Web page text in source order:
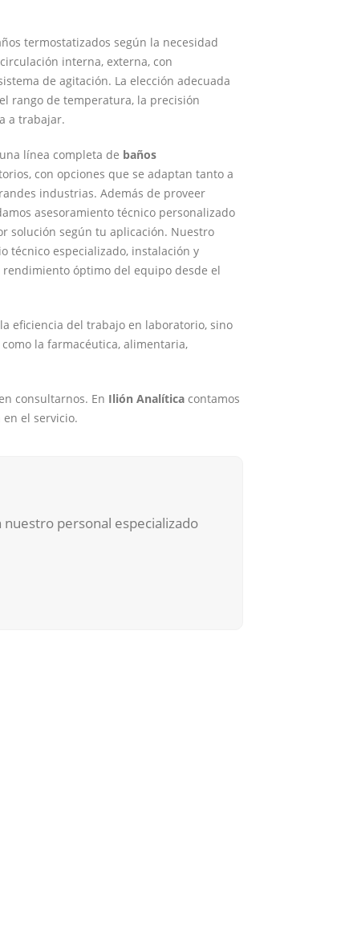
termostatizados según la necesidad
interna, externa, con
de agitación. La elección adecuada
rango de temperatura, la precisión
a trabajar.
línea completa de baños
con opciones que se adaptan tanto a
industrias. Además de proveer
asesoramiento técnico personalizado
solución según tu aplicación. Nuestro
técnico especializado, instalación y
óptimo del equipo desde el
eficiencia del trabajo en laboratorio, sino
la farmacéutica, alimentaria,
consultarnos. En Ilión Analítica contamos
el servicio.
nuestro personal especializado